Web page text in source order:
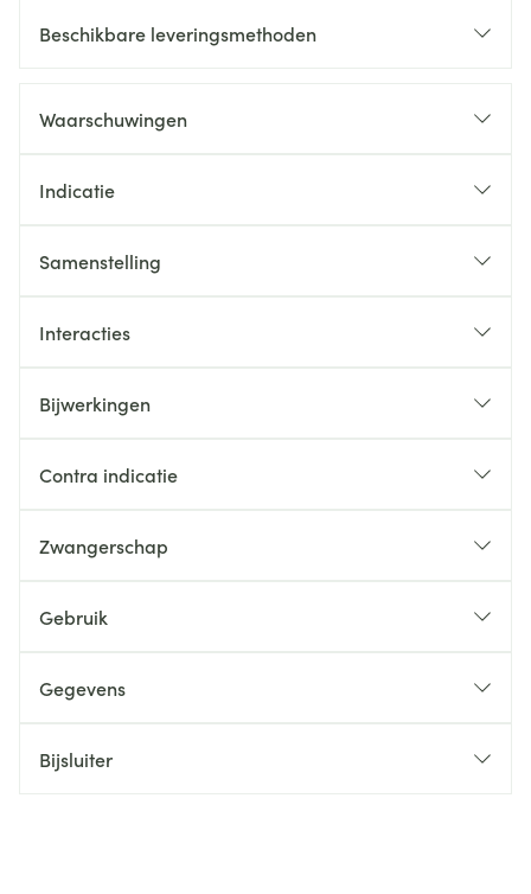
Beschikbare leveringsmethoden
Waarschuwingen
Indicatie
Samenstelling
Interacties
Bijwerkingen
Contra indicatie
Zwangerschap
Gebruik
Gegevens
Bijsluiter